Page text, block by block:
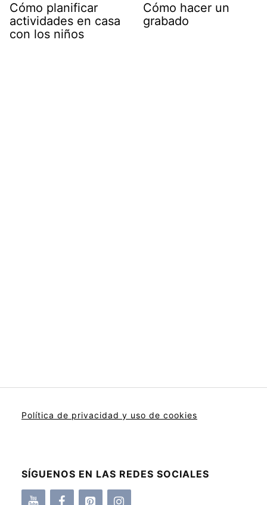
Cómo planificar
actividades en casa
con los niños
Cómo hacer un
grabado
Política de privacidad y uso de cookies
SÍGUENOS EN LAS REDES SOCIALES